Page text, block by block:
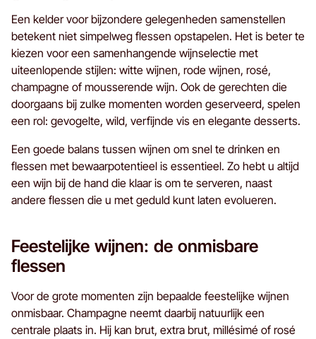
Een kelder voor bijzondere gelegenheden samenstellen
betekent niet simpelweg flessen opstapelen. Het is beter te
kiezen voor een samenhangende wijnselectie met
uiteenlopende stijlen: witte wijnen, rode wijnen, rosé,
champagne of mousserende wijn. Ook de gerechten die
doorgaans bij zulke momenten worden geserveerd, spelen
een rol: gevogelte, wild, verfijnde vis en elegante desserts.
Een goede balans tussen wijnen om snel te drinken en
flessen met bewaarpotentieel is essentieel. Zo hebt u altijd
een wijn bij de hand die klaar is om te serveren, naast
andere flessen die u met geduld kunt laten evolueren.
Feestelijke wijnen: de onmisbare
flessen
Voor de grote momenten zijn bepaalde feestelijke wijnen
onmisbaar. Champagne neemt daarbij natuurlijk een
centrale plaats in. Hij kan brut, extra brut, millésimé of rosé